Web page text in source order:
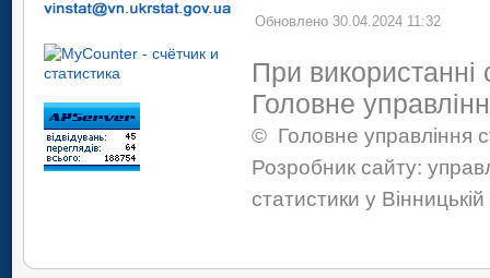
Обновлено 30.04.2024 11:32
При використанні
Головне
© Головне управління
Розробник сайту:
статистики у Вінницькій